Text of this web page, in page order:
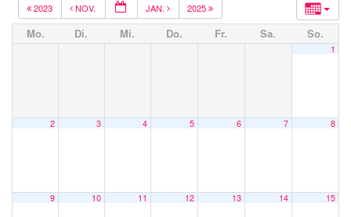
2023 NOV. JAN. 2025
Mo. Di. Mi. Do. Fr. Sa. So.
1
2 3 4 5 6 7 8
9 10 11 12 13 14 15